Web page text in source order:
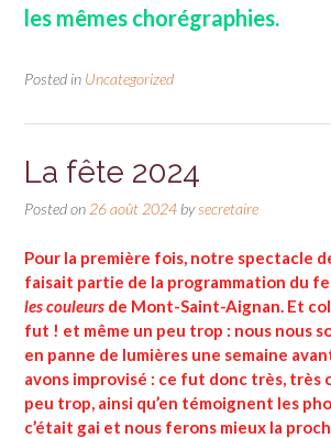
les mêmes chorégraphies.
Posted in Uncategorized
La fête 2024
Posted on 26 août 2024 bysecretaire
Pour la première fois, notre spectacle
faisait partie de la programmation du
les couleurs de Mont-Saint-Aignan. Et
fut ! et même un peu trop : nous nous
en panne de lumières une semaine
avons improvisé : ce fut donc très, très
peu trop, ainsi qu’en témoignent les
c’était gai et nous ferons mieux la